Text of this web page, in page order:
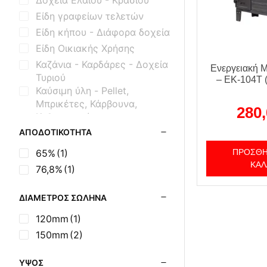
Είδη γραφείων τελετών
Είδη κήπου - Διάφορα δοχεία
Είδη Οικιακής Χρήσης
Καζάνια - Καρδάρες - Δοχεία
Τυριού
Καύσιμη ύλη - Pellet,
Μπρικέτες, Κάρβουνα,
Καθαριστικά
Κτηνοτροφικά Είδη
Μασίνες Ξύλου Εμαγιέ
Μασίνες Ξύλου Μαντεμένιες
Μηχανισμοί Εξοπλισμού BBQ
Μοτέρ Σούβλας
Όρθιες Μαντεμένιες Σόμπες
Όρθιες Μαντεμένιες Σόμπες
ΑΠΟΔΟΤΙΚΌΤΗΤΑ
65% (1)
76,8% (1)
ΔΙΆΜΕΤΡΟΣ ΣΩΛΉΝΑ
120mm (1)
150mm (2)
ΎΨΟΣ
Ενεργειακή
– EK-104T